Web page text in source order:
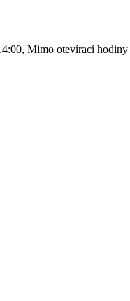
Mimo otevírací hodiny